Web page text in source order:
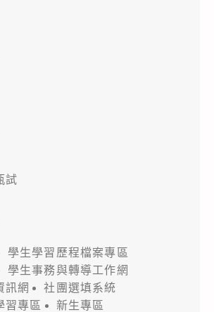
試
學生學習歷程檔案專區
學生事務與轉導工作網
訊網
社團選填系統
習專區
新生專區